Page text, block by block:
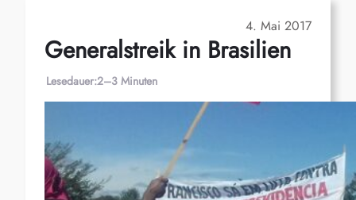
4. Mai 2017
Generalstreik in Brasilien
Lesedauer:2–3 Minuten